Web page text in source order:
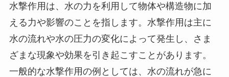
水撃作用は、水の力を利用して物体や構造物に加
える力や影響のことを指します。水撃作用は主に
水の流れや水の圧力の変化によって発生し、さま
ざまな現象や効果を引き起こすことがあります。
一般的な水撃作用の例としては、水の流れが急に